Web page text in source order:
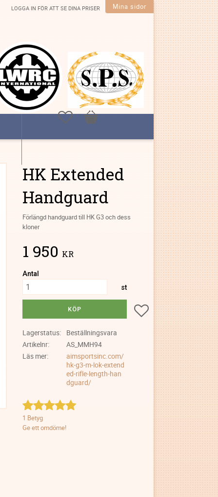
LOGGA IN FÖR ATT SE DINA PRISER Mina sidor
FavoriterKundvagn
HK Extended
Handguard
Förlängd handguard till HK G3 och dess
kloner
1 950 KR
Antal
st
KÖP Lägg till i favoriter
Lagerstatus
Beställningsvara
Artikelnr
AS_MMH94
Läs mer
aimsportsinc.com/
hk-g3-m-lok-extend
ed-rifle-length-han
dguard/
1 Betyg
Ge ett omdöme!